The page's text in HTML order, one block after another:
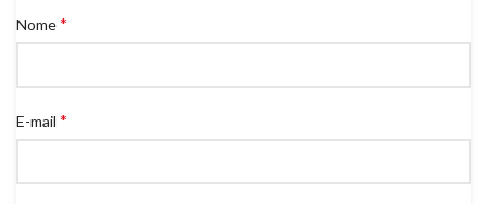
Nome*
E-mail *